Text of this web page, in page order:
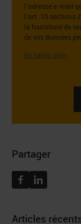
*
l’adresse e-mail
l’art. 10 sections
la fourniture de
de vos données
Sp. k., st.
informations
Partager
FacebookLinkedin
Articles